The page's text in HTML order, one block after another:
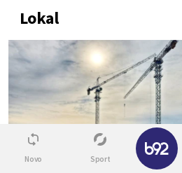
Lokal
Novo Sport
✕